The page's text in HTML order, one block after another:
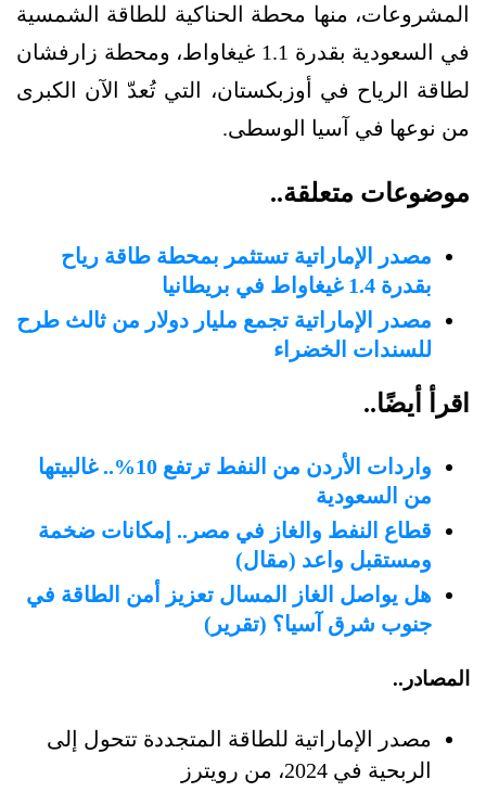
المشروعات، منها محطة الحناكية للطاقة الشمسية
في السعودية بقدرة 1.1 غيغاواط، ومحطة زارفشان
لطاقة الرياح في أوزبكستان، التي تُعدّ الآن الكبرى
من نوعها في آسيا الوسطى.
موضوعات متعلقة..
مصدر الإماراتية تستثمر بمحطة طاقة رياح
بقدرة 1.4 غيغاواط في بريطانيا
مصدر الإماراتية تجمع مليار دولار من ثالث طرح
للسندات الخضراء
اقرأ أيضًا..
واردات الأردن من النفط ترتفع 10%.. غالبيتها
من السعودية
قطاع النفط والغاز في مصر.. إمكانات ضخمة
ومستقبل واعد (مقال)
هل يواصل الغاز المسال تعزيز أمن الطاقة في
جنوب شرق آسيا؟ (تقرير)
المصادر..
مصدر الإماراتية للطاقة المتجددة تتحول إلى
الربحية في 2024، من رويترز